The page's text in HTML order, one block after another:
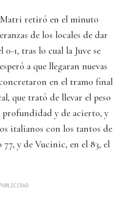
retiró en el minuto
de los locales de dar
1, tras lo cual la Juve se
a que llegaran nuevas
en el tramo final
que trató de llevar el peso
y de acierto, y
italianos con los tantos de
y de Vucinic, en el 83, el